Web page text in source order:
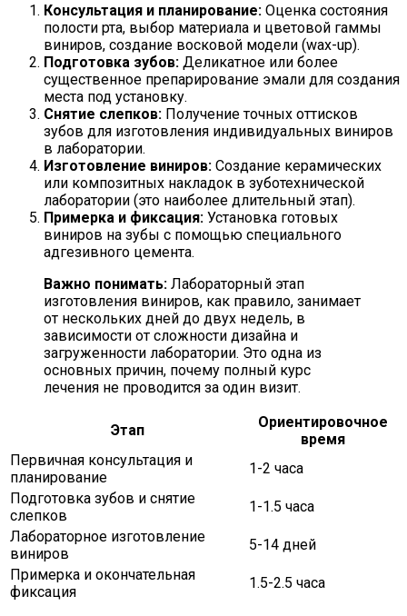
Консультация и планирование: Оценка состояния
полости рта, выбор материала и цветовой гаммы
виниров, создание восковой модели (wax-up).
Подготовка зубов: Деликатное или более
существенное препарирование эмали для создания
места под установку.
Снятие слепков: Получение точных оттисков
зубов для изготовления индивидуальных виниров
в лаборатории.
Изготовление виниров: Создание керамических
или композитных накладок в зуботехнической
лаборатории (это наиболее длительный этап).
Примерка и фиксация: Установка готовых
виниров на зубы с помощью специального
адгезивного цемента.
Важно понимать: Лабораторный этап
изготовления виниров, как правило, занимает
от нескольких дней до двух недель, в
зависимости от сложности дизайна и
загруженности лаборатории. Это одна из
основных причин, почему полный курс
лечения не проводится за один визит.
Этап
Ориентировочное
время
Первичная консультация и
планирование
1-2 часа
Подготовка зубов и снятие
слепков
1-1.5 часа
Лабораторное изготовление
виниров
5-14 дней
Примерка и окончательная
фиксация
1.5-2.5 часа